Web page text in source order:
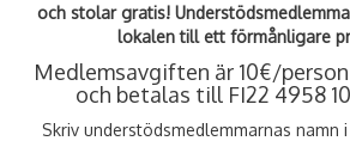
och stolar gratis!
lokalen till ett förmånligare
Medlemsavgiften är 10€/
och betalas till FI22 4958
Skriv understödsmedlemmarnas namn